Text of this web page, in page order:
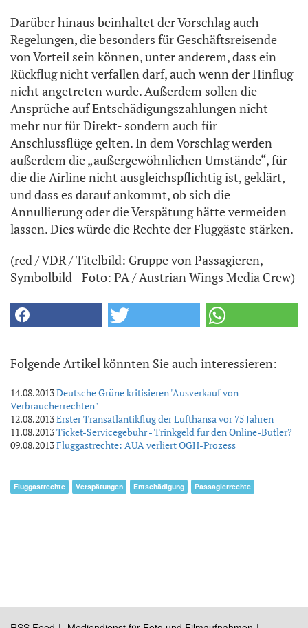
Darüber hinaus beinhaltet der Vorschlag auch
Regelungen, die besonders für Geschäftsreisende
von Vorteil sein können, unter anderem, dass ein
Rückflug nicht verfallen darf, auch wenn der Hinflug
nicht angetreten wurde. Außerdem sollen die
Ansprüche auf Entschädigungszahlungen nicht
mehr nur für Direkt- sondern auch für
Anschlussflüge gelten. In dem Vorschlag werden
außerdem die „außergewöhnlichen Umstände“, für
die die Airline nicht ausgleichspflichtig ist, geklärt,
und dass es darauf ankommt, ob sich die
Annullierung oder die Verspätung hätte vermeiden
lassen. Dies würde die Rechte der Fluggäste stärken.
(red / VDR / Titelbild: Gruppe von Passagieren,
Symbolbild - Foto: PA / Austrian Wings Media Crew)
Folgende Artikel könnten Sie auch interessieren:
14.08.2013Deutsche Grüne kritisieren "Ausverkauf von
Verbraucherrechten"
12.08.2013Erster Transatlantikflug der Lufthansa vor 75 Jahren
11.08.2013Ticket-Servicegebühr - Trinkgeld für den Online-Butler?
09.08.2013Fluggastrechte: AUA verliert OGH-Prozess
Fluggastrechte Verspätungen Entschädigung Passagierrechte